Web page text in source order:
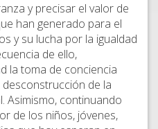
y precisar el valor de
han generado para el
y su lucha por la igualdad
de ello,
la toma de conciencia
de la
Asimismo, continuando
de los niños, jóvenes,